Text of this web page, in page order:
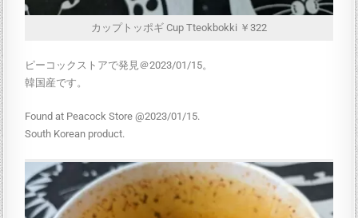
カップトッポギ Cup Tteokbokki ￥322
ピーコックストアで発見＠2023/01/15。
韓国産です。
Found at Peacock Store @2023/01/15.
South Korean product.